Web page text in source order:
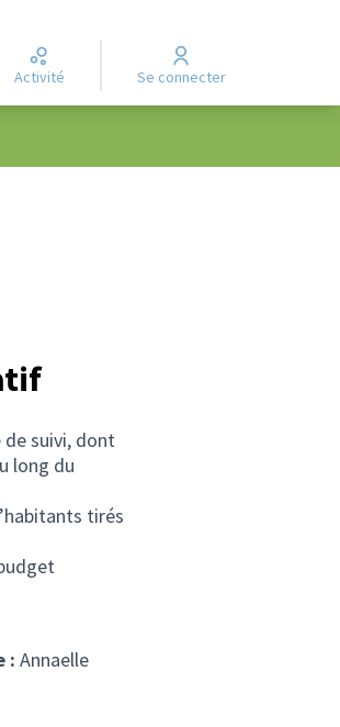
Activité Se connecter
onglet)
suivi, dont
long du
tirés
: Annaelle